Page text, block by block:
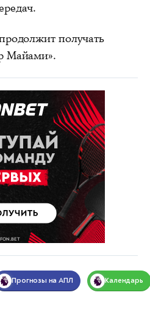
получать
Майами».
Прогнозы на АПЛ Календарь